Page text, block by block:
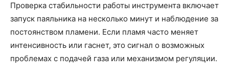
Проверка стабильности работы инструмента включает
запуск паяльника на несколько минут и наблюдение за
постоянством пламени. Если пламя часто меняет
интенсивность или гаснет, это сигнал о возможных
проблемах с подачей газа или механизмом регуляции.